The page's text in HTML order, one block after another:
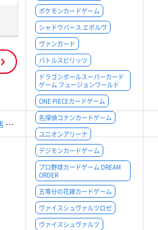
ポケモンカードゲーム
シャドウバース エボルヴ
ヴァンガード
バトルスピリッツ
ドラゴンボールスーパーカード
ゲーム フュージョンワールド
ONE PIECEカードゲーム
名探偵コナンカードゲーム
ユニオンアリーナ
デジモンカードゲーム
プロ野球カードゲーム DREAM
ORDER
五等分の花嫁カードゲーム
ヴァイスシュヴァルツロゼ
ヴァイスシュヴァルツ
【ヴァイスシュヴァルツ】ショ